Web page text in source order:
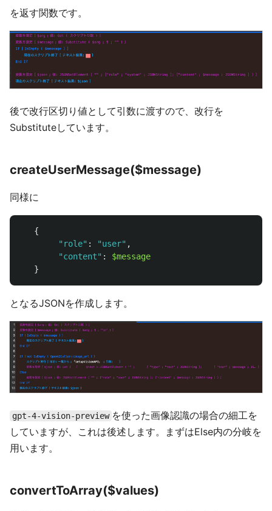
を返す関数です。
後で改行区切り値として引数に渡すので、改行を
Substituteしています。
createUserMessage($message)
同様に
{
" role" : "user" ,
"content" :
$message
}
となるJSONを作成します。
gpt-4-vision-preview を使った画像認識の場合の細工を
していますが、これは後述します。まずはElse内の分岐を
用います。
convertToArray($values)